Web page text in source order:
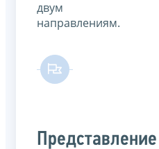
двум
направлениям.
Представление